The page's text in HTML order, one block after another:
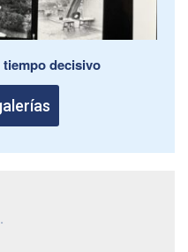
tiempo decisivo